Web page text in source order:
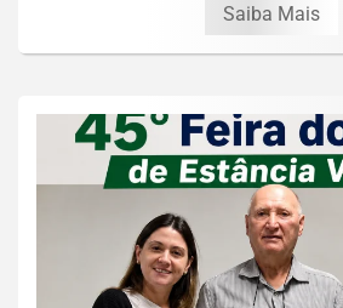
Saiba Mais